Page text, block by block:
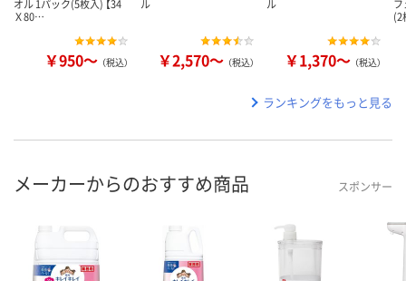
オル 1パック(5枚入) 【34
Ｘ80…
￥950～ （税込）
ル
￥2,570～ （税込）
ル
￥1,370～ （税込）
(2
ランキングをもっと見る
メーカーからのおすすめ商品 スポンサー